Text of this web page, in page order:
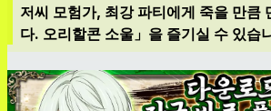
저씨 모험가, 최강 파티에게 죽을 만큼
다. 오리할콘 소울」을 즐기실 수 있습